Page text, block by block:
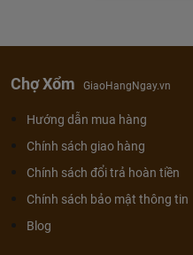
Chợ Xổm GiaoHangNgay.vn
Hướng dẫn mua hàng
Chính sách giao hàng
Chính sách đổi trả hoàn tiền
Chính sách bảo mật thông tin
Blog